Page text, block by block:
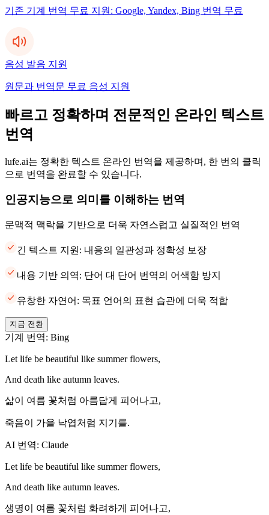
기존 기계 번역 무료 지원: Google, Yandex, Bing 번역 무료
음성 발음 지원
원문과 번역문 무료 음성 지원
빠르고 정확하며 전문적인 온라인 텍스트
번역
lufe.ai는 정확한 텍스트 온라인 번역을 제공하며, 한 번의 클릭
으로 번역을 완료할 수 있습니다.
인공지능으로 의미를 이해하는 번역
문맥적 맥락을 기반으로 더욱 자연스럽고 실질적인 번역
긴 텍스트 지원: 내용의 일관성과 정확성 보장
내용 기반 의역: 단어 대 단어 번역의 어색함 방지
유창한 자연어: 목표 언어의 표현 습관에 더욱 적합
지금 전환
기계 번역: Bing
Let life be beautiful like summer flowers,
And death like autumn leaves.
삶이 여름 꽃처럼 아름답게 피어나고,
죽음이 가을 낙엽처럼 지기를.
AI 번역: Claude
Let life be beautiful like summer flowers,
And death like autumn leaves.
생명이 여름 꽃처럼 화려하게 피어나고,